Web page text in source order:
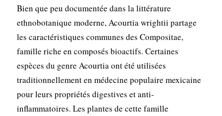
Bien que peu documentée dans la littérature
ethnobotanique moderne, Acourtia wrightii partage
les caractéristiques communes des Compositae,
famille riche en composés bioactifs. Certaines
espèces du genre Acourtia ont été utilisées
traditionnellement en médecine populaire mexicaine
pour leurs propriétés digestives et anti-
inflammatoires. Les plantes de cette famille